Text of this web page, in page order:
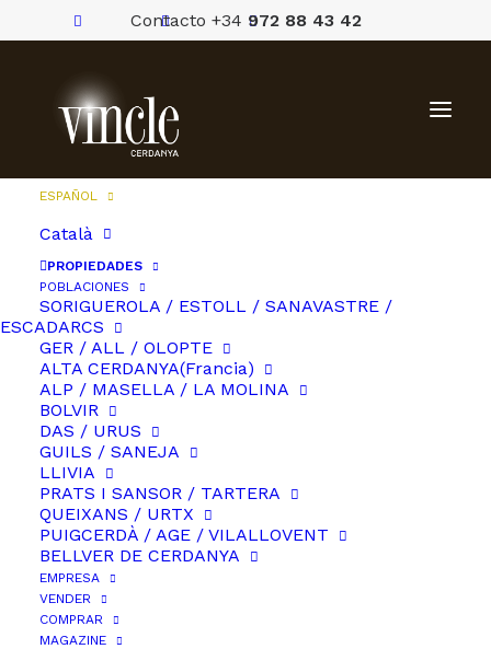
Contacto +34 972 88 43 42
ESPAÑOL
Català
PROPIEDADES
POBLACIONES
SORIGUEROLA / ESTOLL / SANAVASTRE /
ESCADARCS
GER / ALL / OLOPTE
ALTA CERDANYA(Francia)
ALP / MASELLA / LA MOLINA
BOLVIR
DAS / URUS
GUILS / SANEJA
LLIVIA
PRATS I SANSOR / TARTERA
QUEIXANS / URTX
PUIGCERDÀ / AGE / VILALLOVENT
BELLVER DE CERDANYA
EMPRESA
VENDER
COMPRAR
MAGAZINE